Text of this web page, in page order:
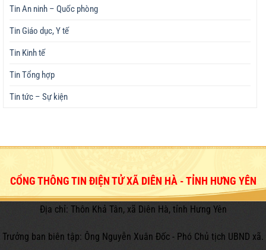
Tin An ninh – Quốc phòng
Tin Giáo dục, Y tế
Tin Kinh tế
Tin Tổng hợp
Tin tức – Sự kiện
CỔNG THÔNG TIN ĐIỆN TỬ XÃ DIÊN HÀ - TỈNH HƯNG YÊN
Địa chỉ: Thôn Khả Tân, xã Diên Hà, tỉnh Hưng Yên
Trưởng ban biên tập: Ông Nguyễn Xuân Đốc - Phó Chủ tịch UBND xã.